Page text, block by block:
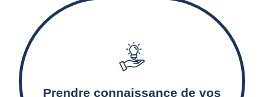
Prendre connaissance de vos
Notre agence de nettoyage détermine les
matériels adaptés.